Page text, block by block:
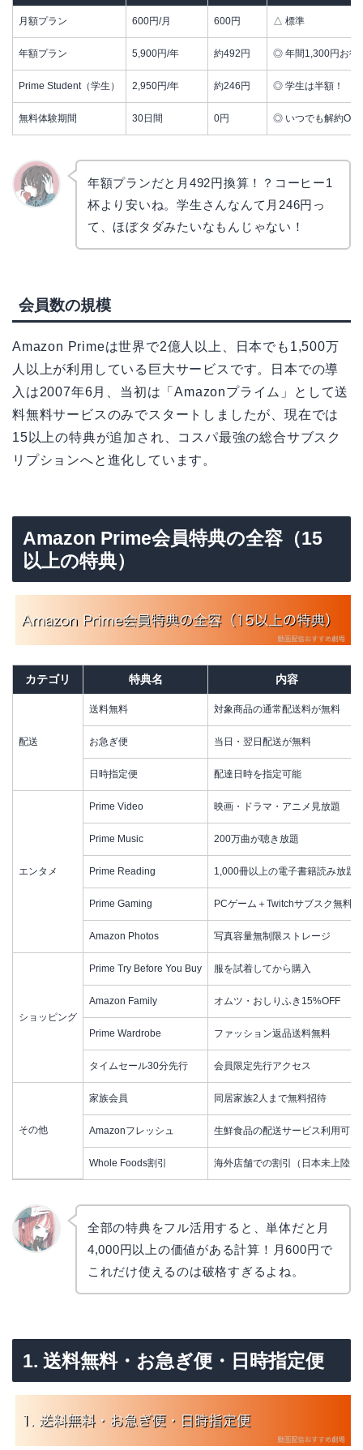
月額プラン 600円/月 600円 △ 標準
年額プラン 5,900円/年 約492円 ◎ 年間1,300円お得
Prime Student（学生） 2,950円/年 約246円 ◎ 学生は半額！
無料体験期間 30日間 0円 ◎ いつでも解約OK
年額プランだと月492円換算！？コーヒー1
杯より安いね。学生さんなんて月246円っ
て、ほぼタダみたいなもんじゃない！
会員数の規模
Amazon Primeは世界で2億人以上、日本でも1,500万
人以上が利用している巨大サービスです。日本での導
入は2007年6月、当初は「Amazonプライム」として送
料無料サービスのみでスタートしましたが、現在では
15以上の特典が追加され、コスパ最強の総合サブスク
リプションへと進化しています。
Amazon Prime会員特典の全容（15
以上の特典）
カテゴリ 特典名 内容
配送
送料無料 対象商品の通常配送料が無料
お急ぎ便 当日・翌日配送が無料
日時指定便 配達日時を指定可能
エンタメ
Prime Video 映画・ドラマ・アニメ見放題
Prime Music 200万曲が聴き放題
Prime Reading 1,000冊以上の電子書籍読み放題
Prime Gaming PCゲーム＋Twitchサブスク無料
Amazon Photos 写真容量無制限ストレージ
ショッピング
Prime Try Before You Buy 服を試着してから購入
Amazon Family オムツ・おしりふき15%OFF
Prime Wardrobe ファッション返品送料無料
タイムセール30分先行 会員限定先行アクセス
その他
家族会員 同居家族2人まで無料招待
Amazonフレッシュ 生鮮食品の配送サービス利用可
Whole Foods割引 海外店舗での割引（日本未上陸）
全部の特典をフル活用すると、単体だと月
4,000円以上の価値がある計算！月600円で
これだけ使えるのは破格すぎるよね。
1. 送料無料・お急ぎ便・日時指定便